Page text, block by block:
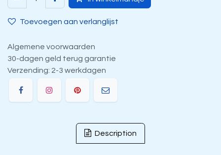
Toevoegen aan verlanglijst
Algemene voorwaarden
30-dagen geld terug garantie
Verzending: 2-3 werkdagen
Description